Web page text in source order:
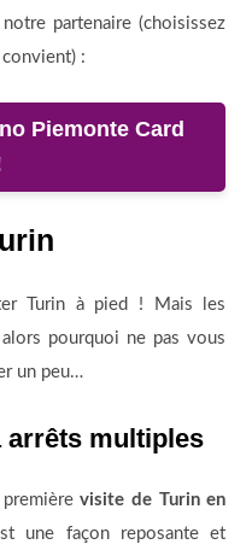
partenaire (choisissez
:
Piemonte Card
Turin à pied ! Mais les
pourquoi ne pas vous
un peu…
arrêts multiples
premièrevisite de Turin en
une façon reposante et